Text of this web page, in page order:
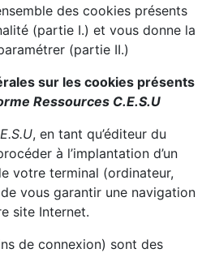
des cookies présents
(partie I.) et vous donne la
(partie II.)
sur les cookies présents
Ressources C.E.S.U
, en tant qu’éditeur du
à l’implantation d’un
votre terminal (ordinateur,
vous garantir une navigation
site Internet.
de connexion) sont des